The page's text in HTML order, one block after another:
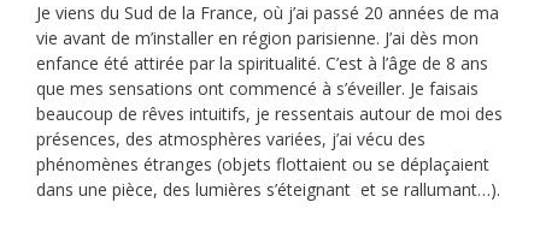
Je viens du Sud de la France, où j’ai passé 20 années de ma
vie avant de m’installer en région parisienne. J’ai dès mon
enfance été attirée par la spiritualité. C’est à l’âge de 8 ans
que mes sensations ont commencé à s’éveiller. Je faisais
beaucoup de rêves intuitifs, je ressentais autour de moi des
présences, des atmosphères variées, j’ai vécu des
phénomènes étranges (objets flottaient ou se déplaçaient
dans une pièce, des lumières s’éteignant et se rallumant…).